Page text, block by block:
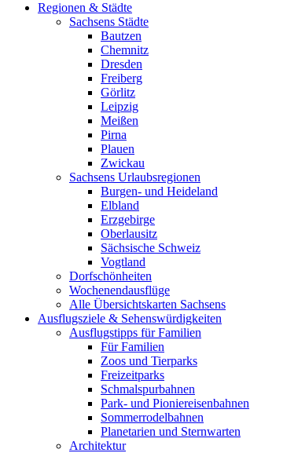
Regionen & Städte
Sachsens Städte
Bautzen
Chemnitz
Dresden
Freiberg
Görlitz
Leipzig
Meißen
Pirna
Plauen
Zwickau
Sachsens Urlaubsregionen
Burgen- und Heideland
Elbland
Erzgebirge
Oberlausitz
Sächsische Schweiz
Vogtland
Dorfschönheiten
Wochenendausflüge
Alle Übersichtskarten Sachsens
Ausflugsziele & Sehenswürdigkeiten
Ausflugstipps für Familien
Für Familien
Zoos und Tierparks
Freizeitparks
Schmalspurbahnen
Park- und Pioniereisenbahnen
Sommerrodelbahnen
Planetarien und Sternwarten
Architektur